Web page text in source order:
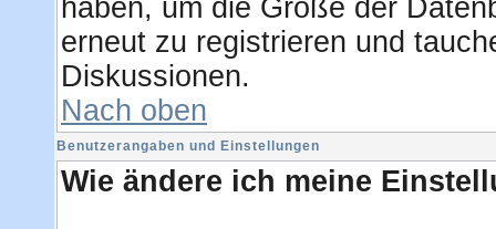
haben, um die Größe der
erneut zu registrieren und
Diskussionen.
Nach oben
Benutzerangaben und Einstellungen
Wie ändere ich meine